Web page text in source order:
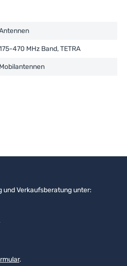
470 MHz Band, TETRA
Mobilantennen
Verkaufsberatung unter:
.